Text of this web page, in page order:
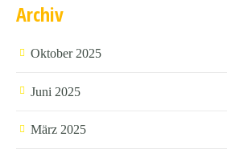
Archiv
Oktober 2025
Juni 2025
März 2025